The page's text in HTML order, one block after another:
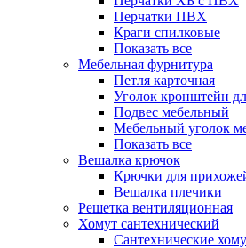
Перчатки ПВХ
Краги спилковые
Показать все
Мебельная фурнитура
Петля карточная
Уголок кронштейн
Подвес мебельный
Мебельный уголок
Показать все
Вешалка крючок
Крючки для
Вешалка плечики
Решетка вентиляционная
Хомут сантехнический
Сантехнические